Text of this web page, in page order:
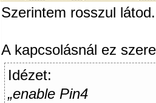
Szerintem rosszul
A kapcsolásnál ez
Idézet:
„enable Pin4